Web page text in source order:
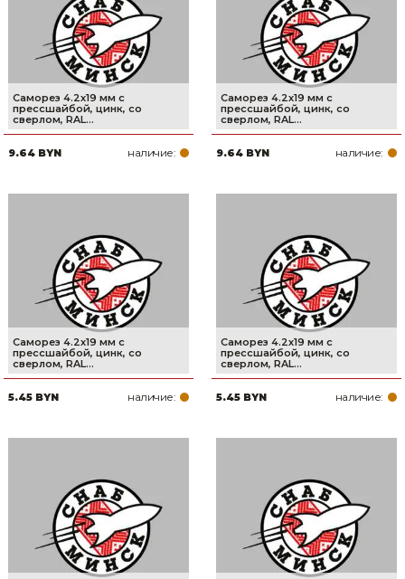
Саморез 4.2х19 мм с
прессшайбой, цинк, со
сверлом, RAL...
9.64 BYN наличие:
Саморез 4.2х19 мм с
прессшайбой, цинк, со
сверлом, RAL...
9.64 BYN наличие:
Саморез 4.2х19 мм с
прессшайбой, цинк, со
сверлом, RAL...
5.45 BYN наличие:
Саморез 4.2х19 мм с
прессшайбой, цинк, со
сверлом, RAL...
5.45 BYN наличие: